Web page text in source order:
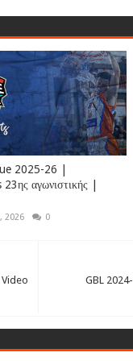
2025-26 |
αγωνιστικής |
2026 0
GBL